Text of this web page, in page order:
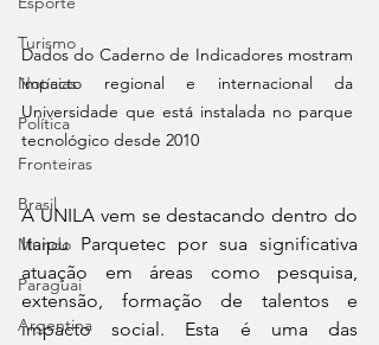
Turismo
Notícias
Política
Fronteiras
Brasil
Mundo
Paraguai
Argentina
Dados do Caderno de Indicadores mostram
impacto regional e internacional da
Universidade que está instalada no parque
tecnológico desde 2010
A UNILA vem se destacando dentro do
Itaipu Parquetec por sua significativa
atuação em áreas como pesquisa,
extensão, formação de talentos e
impacto social. Esta é uma das